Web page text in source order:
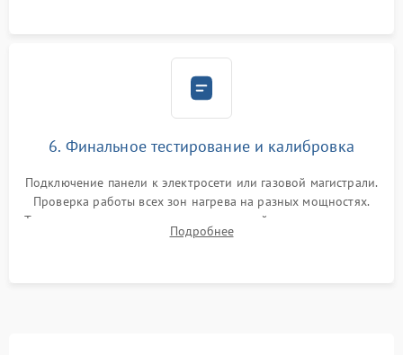
6. Финальное тестирование и калибровка
Подключение панели к электросети или газовой магистрали.
Проверка работы всех зон нагрева на разных мощностях.
Тестирование сенсорного управления, таймера, индикаторов
остаточного тепла и систем защиты от перегрева.
Подробнее